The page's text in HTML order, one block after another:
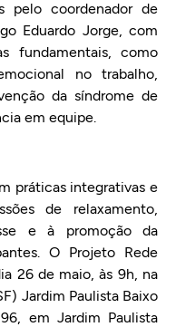
pelo coordenador de
Eduardo Jorge, com
fundamentais, como
no trabalho,
da síndrome de
em equipe.
práticas integrativas e
de relaxamento,
e à promoção da
O Projeto Rede
26 de maio, às 9h, na
Jardim Paulista Baixo
em Jardim Paulista